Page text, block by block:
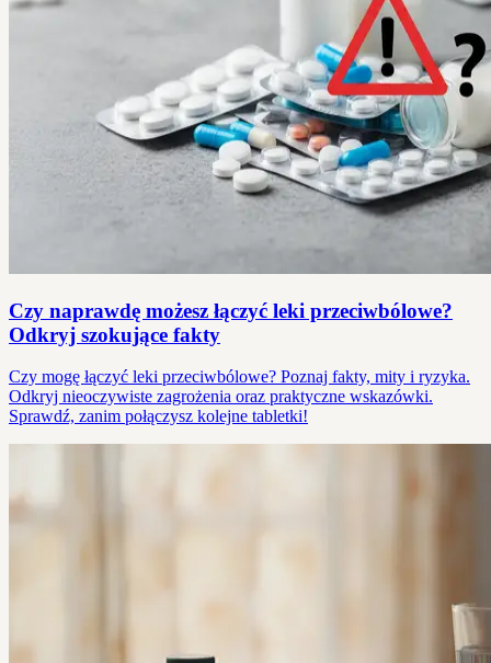
Czy naprawdę możesz łączyć leki przeciwbólowe?
Odkryj szokujące fakty
Czy mogę łączyć leki przeciwbólowe? Poznaj fakty, mity i ryzyka.
Odkryj nieoczywiste zagrożenia oraz praktyczne wskazówki.
Sprawdź, zanim połączysz kolejne tabletki!